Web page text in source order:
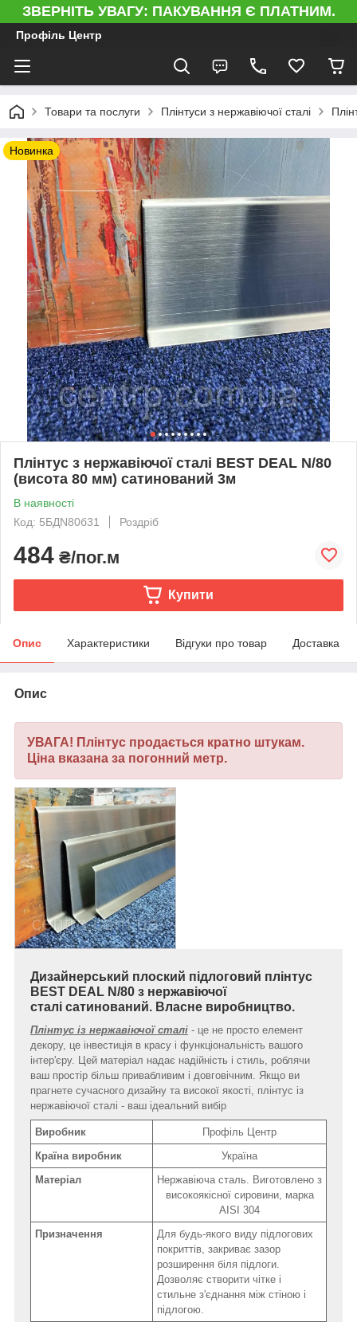
ЗВЕРНІТЬ УВАГУ: ПАКУВАННЯ Є ПЛАТНИМ.
Профіль Центр
Товари та послуги Плінтуси з нержавіючої сталі
Новинка
Плінтус з нержавіючої сталі BEST DEAL N/80
(висота 80 мм) сатинований 3м
В наявності
Код: 5БДN80б31
Роздріб
484 ₴/пог.м
Купити
Опис Характеристики Відгуки про товар Доставка
Опис
УВАГА! Плінтус продається кратно штукам.
Ціна вказана за погонний метр.
Дизайнерський плоский підлоговий плінтус
BEST DEAL N/80 з нержавіючої
сталі сатинований. Власне виробництво.
Плінтус із нержавіючої сталі - це не просто елемент
декору, це інвестиція в красу і функціональність вашого
інтер'єру. Цей матеріал надає надійність і стиль, роблячи
ваш простір більш привабливим і довговічним. Якщо ви
прагнете сучасного дизайну та високої якості, плінтус із
нержавіючої сталі - ваш ідеальний вибір
Виробник
Профіль Центр
Країна виробник
Україна
Матеріал
Нержавіюча сталь. Виготовлено з
високоякісної сировини, марка
AISI 304
Призначення
Для будь-якого виду підлогових
покриттів, закриває зазор
розширення біля підлоги.
Дозволяє створити чітке і
стильне з'єднання між стіною і
підлогою.